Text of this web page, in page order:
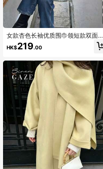
女款杏色长袖优质围巾领短款双面呢
大衣秋冬
HK$219.00